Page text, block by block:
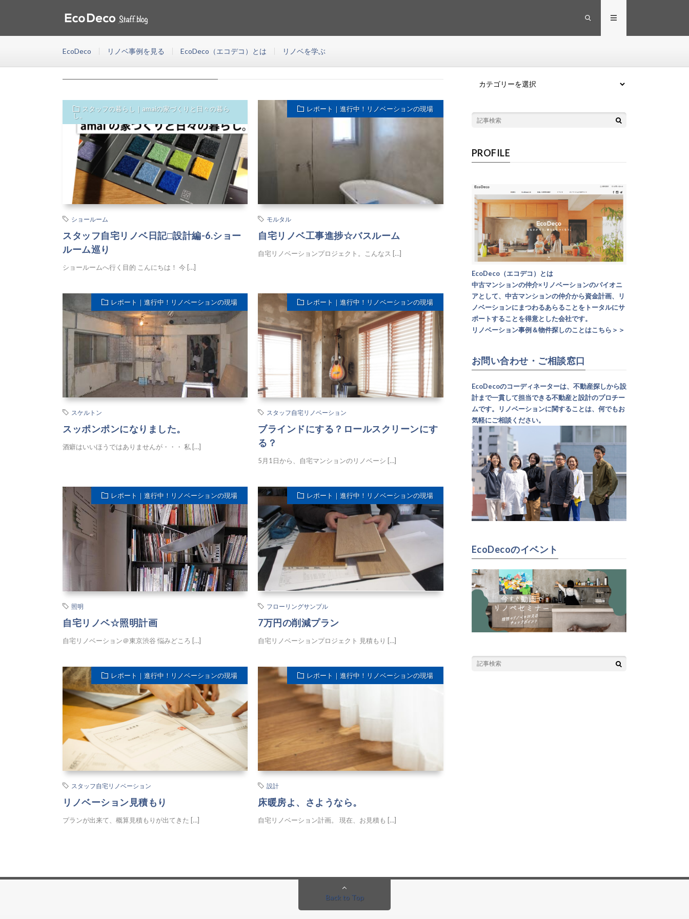
が資金計画、物件探し、設計施工などリノベーションにまつわる様々な役に立つコンテンツをご紹介するブログです。
EcoDeco リノベ事例を見る EcoDeco（エコデコ）とは リノベを学ぶ
スタッフの暮らし｜amaiの家づくりと日々の暮ら
し。
ショールーム
スタッフ自宅リノベ日記□設計編-6.ショー
ルーム巡り
ショールームへ行く目的 こんにちは！ 今 […]
レポート｜進行中！リノベーションの現場
モルタル
自宅リノベ工事進捗☆バスルーム
自宅リノベーションプロジェクト。こんなス […]
レポート｜進行中！リノベーションの現場
スケルトン
スッポンポンになりました。
酒癖はいいほうではありませんが・・・ 私 […]
レポート｜進行中！リノベーションの現場
スタッフ自宅リノベーション
ブラインドにする？ロールスクリーンにす
る？
5月1日から、自宅マンションのリノベーシ […]
レポート｜進行中！リノベーションの現場
照明
自宅リノベ☆照明計画
自宅リノベーション＠東京渋谷 悩みどころ […]
レポート｜進行中！リノベーションの現場
フローリングサンプル
7万円の削減プラン
自宅リノベーションプロジェクト 見積もり […]
レポート｜進行中！リノベーションの現場
スタッフ自宅リノベーション
リノベーション見積もり
プランが出来て、概算見積もりが出てきた […]
レポート｜進行中！リノベーションの現場
設計
床暖房よ、さようなら。
自宅リノベーション計画。 現在、お見積も […]
PROFILE
EcoDeco（エコデコ）とは
中古マンションの仲介×リノベーションのパイオニ
アとして、中古マンションの仲介から資金計画、リ
ノベーションにまつわるあらることをトータルにサ
ポートすることを得意とした会社です。
リノベーション事例＆物件探しのことはこちら＞＞
お問い合わせ・ご相談窓口
EcoDecoのコーディネーターは、不動産探しから設
計まで一貫して担当できる不動産と設計のプロチー
ムです。リノベーションに関することは、何でもお
気軽にご相談ください。
EcoDecoのイベント
Back to Top